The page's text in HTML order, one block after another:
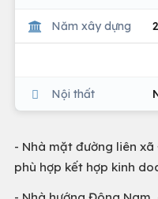
Năm xây dựng
Nội thất
- Nhà mặt đường liên
phù hợp kết hợp kinh